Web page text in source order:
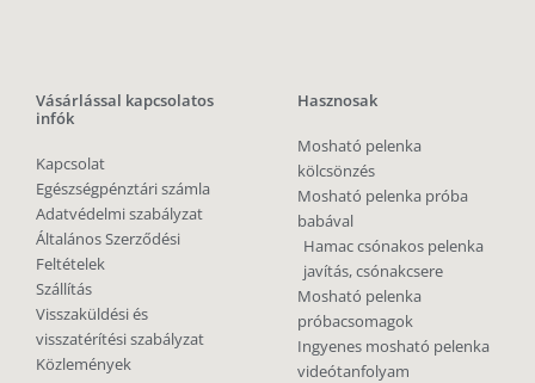
Vásárlással kapcsolatos
infók
Kapcsolat
Egészségpénztári számla
Adatvédelmi szabályzat
Általános Szerződési
Feltételek
Szállítás
Visszaküldési és
visszatérítési szabályzat
Közlemények
Hasznosak
Mosható pelenka
kölcsönzés
Mosható pelenka próba
babával
Hamac csónakos pelenka
javítás, csónakcsere
Mosható pelenka
próbacsomagok
Ingyenes mosható pelenka
videótanfolyam